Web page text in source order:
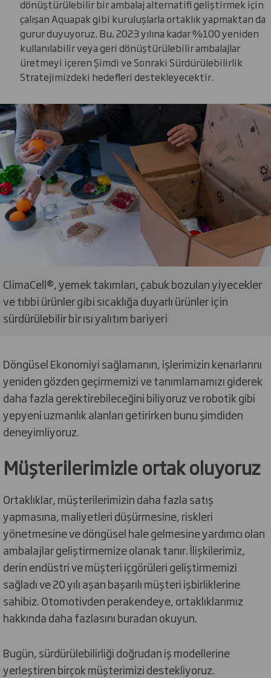
dönüştürülebilir bir ambalaj alternatifi geliştirmek için
çalışan Aquapak gibi kuruluşlarla ortaklık yapmaktan da
gurur duyuyoruz. Bu, 2023 yılına kadar %100 yeniden
kullanılabilir veya geri dönüştürülebilir ambalajlar
üretmeyi içeren Şimdi ve Sonraki Sürdürülebilirlik
Stratejimizdeki hedefleri destekleyecektir.
ClimaCell®, yemek takımları, çabuk bozulan yiyecekler
ve tıbbi ürünler gibi sıcaklığa duyarlı ürünler için
sürdürülebilir bir ısı yalıtım bariyeri
Döngüsel Ekonomiyi sağlamanın, işlerimizin kenarlarını
yeniden gözden geçirmemizi ve tanımlamamızı giderek
daha fazla gerektirebileceğini biliyoruz ve robotik gibi
yepyeni uzmanlık alanları getirirken bunu şimdiden
deneyimliyoruz.
Müşterilerimizle ortak oluyoruz
Ortaklıklar, müşterilerimizin daha fazla satış
yapmasına, maliyetleri düşürmesine, riskleri
yönetmesine ve döngüsel hale gelmesine yardımcı olan
ambalajlar geliştirmemize olanak tanır. İlişkilerimiz,
derin endüstri ve müşteri içgörüleri geliştirmemizi
sağladı ve 20 yılı aşan başarılı müşteri işbirliklerine
sahibiz. Otomotivden perakendeye, ortaklıklarımız
hakkında daha fazlasını buradan okuyun.
Bugün, sürdürülebilirliği doğrudan iş modellerine
yerleştiren birçok müşterimizi destekliyoruz.